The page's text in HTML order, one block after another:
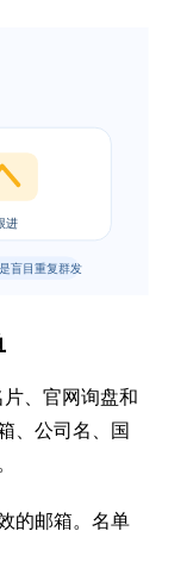
、官网询盘和
、公司名、国
的邮箱。名单